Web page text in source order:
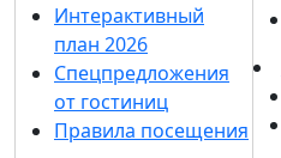
Интерактивный
план 2026
Спецпредложения
от гостиниц
Правила посещения